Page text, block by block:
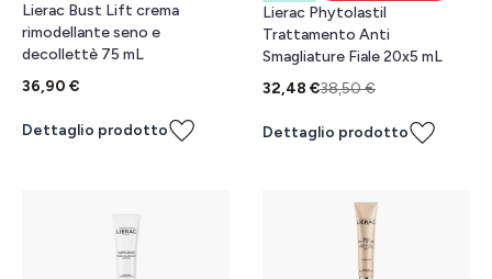
Lierac Bust Lift crema
rimodellante seno e
decollettè 75 mL
36,90 €
Dettaglio prodotto
Lierac Phytolastil
Trattamento Anti
Smagliature Fiale 20x5 mL
32,48 €38,50 €
Dettaglio prodotto